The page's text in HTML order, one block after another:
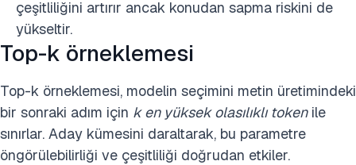
çeşitliliğini artırır ancak konudan sapma riskini de
yükseltir.
Top-k örneklemesi
Top-k örneklemesi, modelin seçimini metin üretimindeki
bir sonraki adım için k en yüksek olasılıklı tokenile
sınırlar. Aday kümesini daraltarak, bu parametre
öngörülebilirliği ve çeşitliliği doğrudan etkiler.